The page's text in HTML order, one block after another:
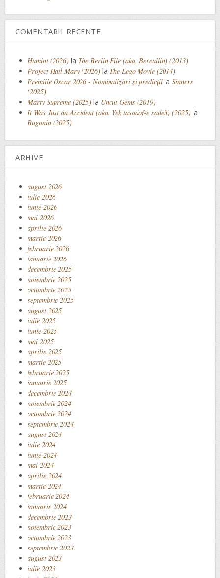
COMENTARII RECENTE
Humint (2026) la The Berlin File (aka. Bereullin) (2013)
Project Hail Mary (2026) la The Lego Movie (2014)
Premiile Oscar 2026 - Nominalizări și predicții la Sinners
(2025)
Marty Supreme (2025) la Uncut Gems (2019)
It Was Just an Accident (aka. Yek tasadof-e sadeh) (2025) la
Bugonia (2025)
ARHIVE
august 2026
iulie 2026
iunie 2026
mai 2026
aprilie 2026
martie 2026
februarie 2026
ianuarie 2026
decembrie 2025
noiembrie 2025
octombrie 2025
septembrie 2025
august 2025
iulie 2025
iunie 2025
mai 2025
aprilie 2025
martie 2025
februarie 2025
ianuarie 2025
decembrie 2024
noiembrie 2024
octombrie 2024
septembrie 2024
august 2024
iulie 2024
iunie 2024
mai 2024
aprilie 2024
martie 2024
februarie 2024
ianuarie 2024
decembrie 2023
noiembrie 2023
octombrie 2023
septembrie 2023
august 2023
iulie 2023